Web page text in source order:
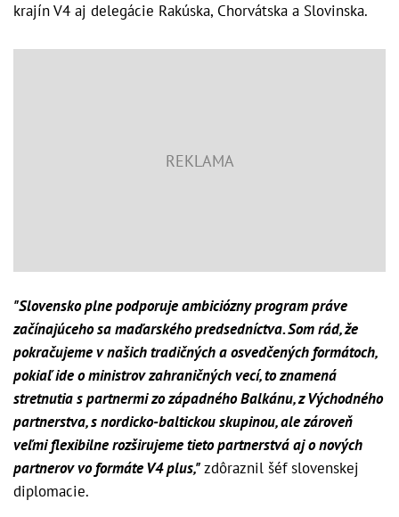
krajín V4 aj delegácie Rakúska, Chorvátska a Slovinska.
"Slovensko plne podporuje ambiciózny program práve
začínajúceho sa maďarského predsedníctva. Som rád, že
pokračujeme v našich tradičných a osvedčených formátoch,
pokiaľ ide o ministrov zahraničných vecí, to znamená
stretnutia s partnermi zo západného Balkánu, z Východného
partnerstva, s nordicko-baltickou skupinou, ale zároveň
veľmi flexibilne rozširujeme tieto partnerstvá aj o nových
partnerov vo formáte V4 plus,"zdôraznil šéf slovenskej
diplomacie.